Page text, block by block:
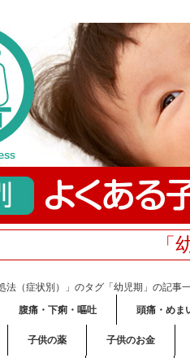
「
法（症状別）」のタグ「幼児期」の記事
腹痛・下痢・嘔吐 頭痛・めま
子供の薬 子供のお金